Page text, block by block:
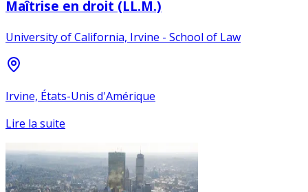
Maîtrise en droit (LL.M.)
University of California, Irvine - School of Law
Irvine, États-Unis d'Amérique
Lire la suite